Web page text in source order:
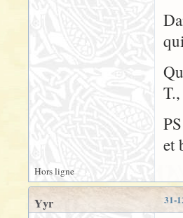
et
Hors ligne
31-
Yyr